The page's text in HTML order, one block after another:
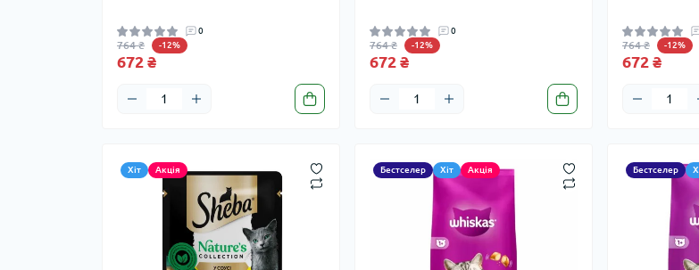
0
764 ₴ -12%
672 ₴
0
764 ₴ -12%
672 ₴
764 ₴ -12%
672 ₴
Хіт Акція Бестселер Хіт Акція Бестселер